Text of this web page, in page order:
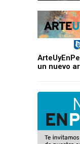
un nuevo